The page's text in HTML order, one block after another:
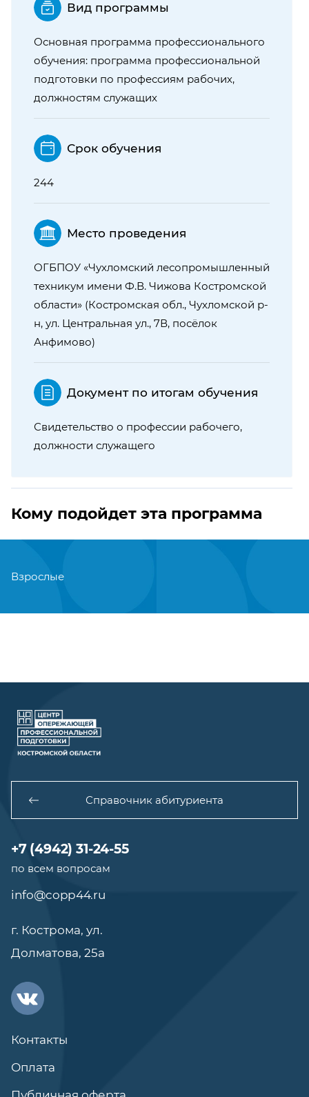
Вид программы
Основная программа профессионального
обучения: программа профессиональной
подготовки по профессиям рабочих,
должностям служащих
Срок обучения
244
Место проведения
ОГБПОУ «Чухломский лесопромышленный
техникум имени Ф.В. Чижова Костромской
области» (Костромская обл., Чухломской р-
н, ул. Центральная ул., 7В, посёлок
Анфимово)
Документ по итогам обучения
Свидетельство о профессии рабочего,
должности служащего
Кому подойдет эта программа
Взрослые
Справочник абитуриента
+7 (4942) 31-24-55
по всем вопросам
info@copp44.ru
г. Кострома, ул.
Долматова, 25а
Контакты
Оплата